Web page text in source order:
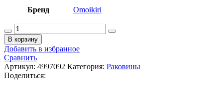
Бренд Omoikiri
Количество
товара
OMOIKIRI
TAKI
Мойка
кухонная,
540x440
В корзину
Добавить в избранное
Сравнить
Артикул: 4997092 Категория: Раковины
Поделиться: